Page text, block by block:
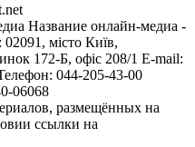
Название онлайн-медиа -
місто Київ,
172-Б, офіс 208/1 E-mail:
044-205-43-00
06068
размещённых на
ссылки на